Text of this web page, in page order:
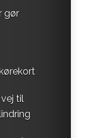
gør
til